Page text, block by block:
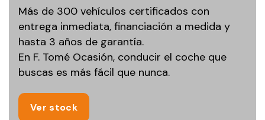
Más de 300 vehículos certificados con
entrega inmediata, financiación a medida y
hasta 3 años de garantía.
En F. Tomé Ocasión, conducir el coche que
buscas es más fácil que nunca.
Ver stock